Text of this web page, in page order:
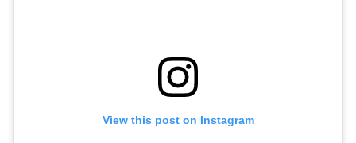
View this post on Instagram